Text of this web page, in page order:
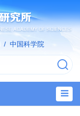
/ 中国科学院